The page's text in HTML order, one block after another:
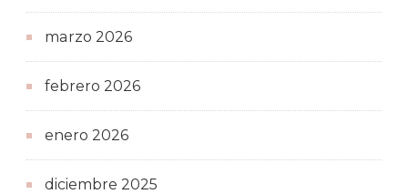
marzo 2026
febrero 2026
enero 2026
diciembre 2025